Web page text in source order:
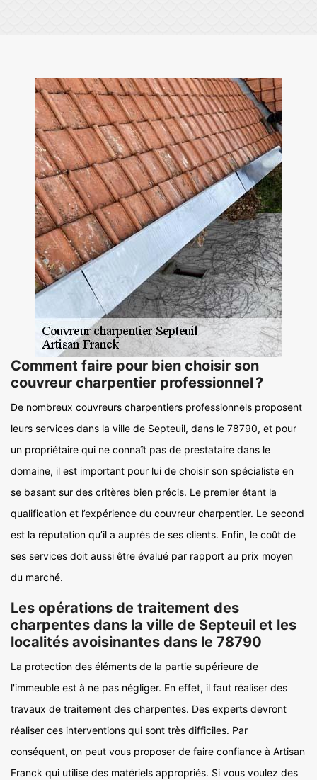
Comment faire pour bien choisir son
couvreur charpentier professionnel ?
De nombreux couvreurs charpentiers professionnels proposent
leurs services dans la ville de Septeuil, dans le 78790, et pour
un propriétaire qui ne connaît pas de prestataire dans le
domaine, il est important pour lui de choisir son spécialiste en
se basant sur des critères bien précis. Le premier étant la
qualification et l’expérience du couvreur charpentier. Le second
est la réputation qu’il a auprès de ses clients. Enfin, le coût de
ses services doit aussi être évalué par rapport au prix moyen
du marché.
Les opérations de traitement des
charpentes dans la ville de Septeuil et les
localités avoisinantes dans le 78790
La protection des éléments de la partie supérieure de
l'immeuble est à ne pas négliger. En effet, il faut réaliser des
travaux de traitement des charpentes. Des experts devront
réaliser ces interventions qui sont très difficiles. Par
conséquent, on peut vous proposer de faire confiance à Artisan
Franck qui utilise des matériels appropriés. Si vous voulez des